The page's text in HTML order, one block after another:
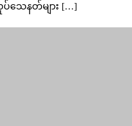
သေနတ်များ […]